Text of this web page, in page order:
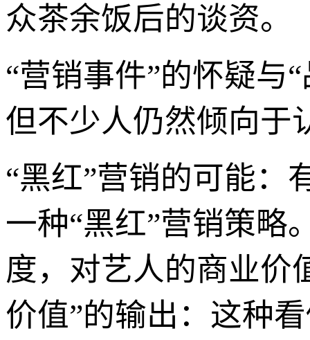
众茶余饭后的谈资。
“营销事件”的怀疑与
但不少人仍然倾向于
“黑红”营销的可能：
一种“黑红”营销策略
度，对艺人的商业价
价值”的输出：这种